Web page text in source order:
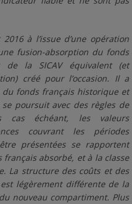
à l’issue d’une opération
fusion-absorption du fonds
la SICAV équivalent (et
créé pour l’occasion. Il a
fonds français historique et
poursuit avec des règles de
cas échéant, les valeurs
couvrant les périodes
présentées se rapportent
absorbé, et à la classe
La structure des coûts et des
légèrement différente de la
nouveau compartiment. Plus